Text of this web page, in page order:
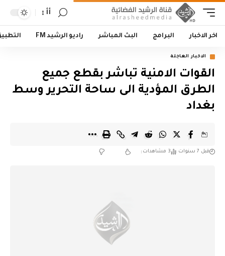
أأ
اخر الاخبار البرامج البث المباشر راديو الرشيد FM
الاخبار العاجلة
القوات الامنية تباشر بقطع جميع
الطرق المؤدية الى ساحة التحرير وسط
بغداد
قبل 7 سنوات 3 مشاهدات